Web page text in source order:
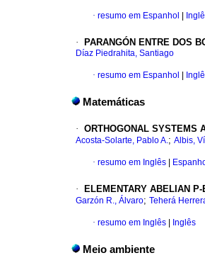
· resumo em Espanhol
· PARANGÓN ENTRE DOS
Díaz Piedrahita, Santiago
· resumo em Espanhol
Matemáticas
· ORTHOGONAL SYSTEMS
Acosta-Solarte, Pablo A.; Albis,
· resumo em Inglês
· ELEMENTARY ABELIAN
Garzón R., Álvaro; Teherá
· resumo em Inglês Inglês
Meio ambiente